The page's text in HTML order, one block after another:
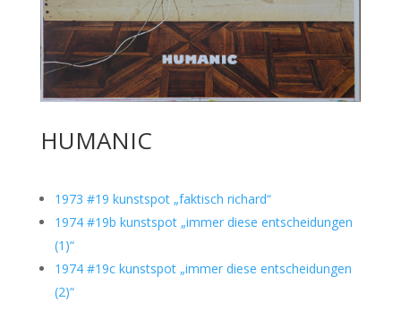
HUMANIC
1973 #19 kunstspot „faktisch richard“
1974 #19b kunstspot „immer diese entscheidungen
(1)“
1974 #19c kunstspot „immer diese entscheidungen
(2)“